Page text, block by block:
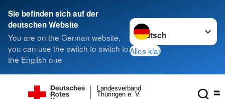
Sie befinden sich auf der
deutschen Website
You are on the German website,
you can use the switch to switch to
the English one
Sprache wechseln zu
Alles klar
Thüringen e. V.
Landesverband